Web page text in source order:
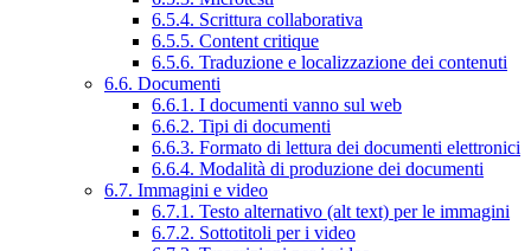
6.5.4. Scrittura collaborativa
6.5.5. Content critique
6.5.6. Traduzione e localizzazione dei contenuti
6.6. Documenti
6.6.1. I documenti vanno sul web
6.6.2. Tipi di documenti
6.6.3. Formato di lettura dei documenti elettronici
6.6.4. Modalità di produzione dei documenti
6.7. Immagini e video
6.7.1. Testo alternativo (alt text) per le immagini
6.7.2. Sottotitoli per i video